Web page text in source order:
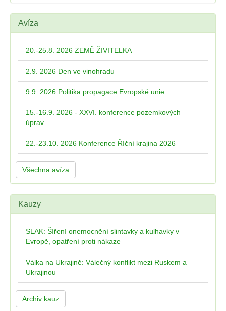
Avíza
20.-25.8. 2026 ZEMĚ ŽIVITELKA
2.9. 2026 Den ve vinohradu
9.9. 2026 Politika propagace Evropské unie
15.-16.9. 2026 - XXVI. konference pozemkových
úprav
22.-23.10. 2026 Konference Říční krajina 2026
Všechna avíza
Kauzy
SLAK: Šíření onemocnění slintavky a kulhavky v
Evropě, opatření proti nákaze
Válka na Ukrajině: Válečný konflikt mezi Ruskem a
Ukrajinou
Archiv kauz